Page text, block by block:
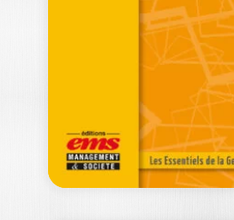
FRÉDÉRIC LASSALLE
Les organisations
un développement
dernières années. Pour…